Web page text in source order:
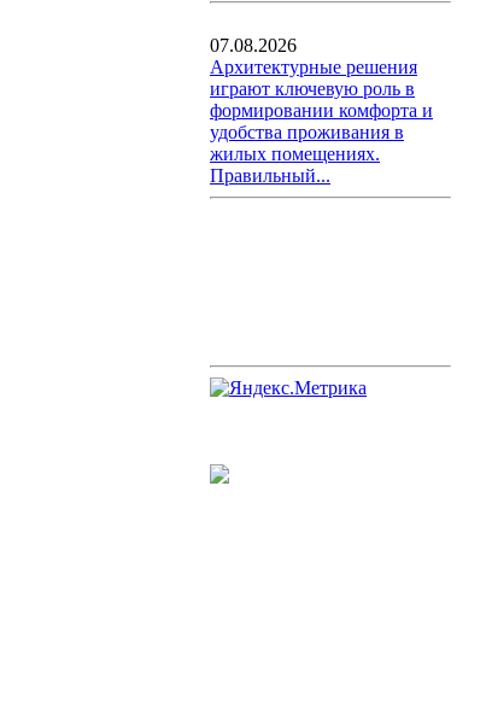
07.08.2026
Архитектурные решения
играют ключевую роль в
формировании комфорта и
удобства проживания в
жилых помещениях.
Правильный...